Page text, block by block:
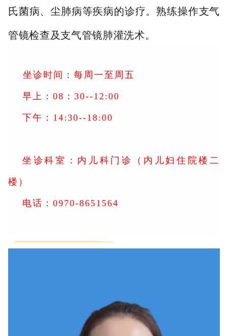
氏菌病、尘肺病等疾病的诊疗。熟练操作支气
管镜检查及支气管镜肺灌洗术。
坐诊时间：每周一至周五
早上：08：30--12:00
下午：14:30--18:00
坐诊科室：内儿科门诊（内儿妇住院楼二
楼）
电话：0970-8651564